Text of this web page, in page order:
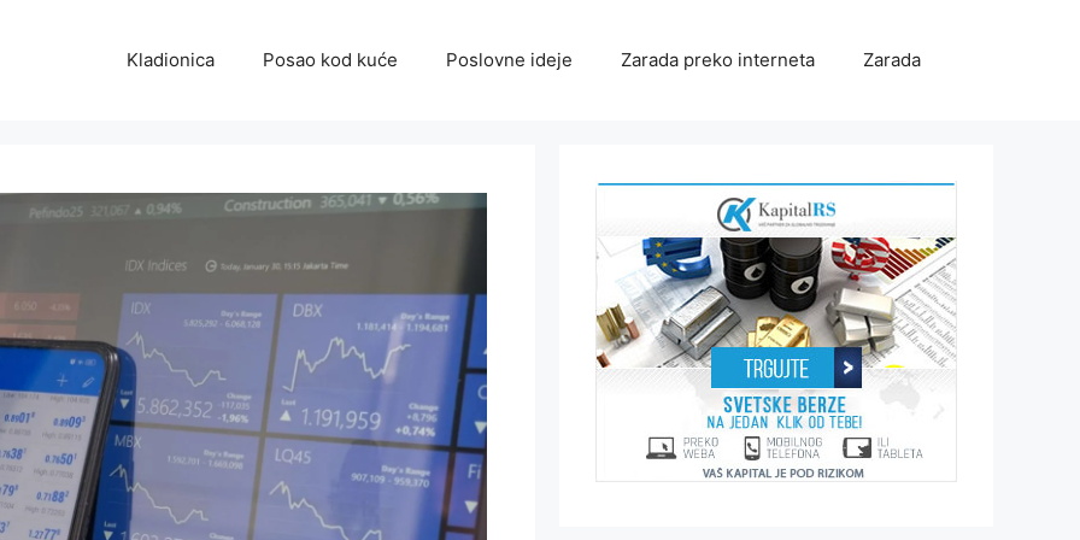
Kladionica Posao kod kuće Poslovne ideje Zarada preko interneta Zarada